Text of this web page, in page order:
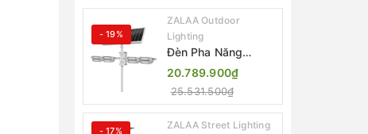
(80W, IP65)
- 19%
ZALAA Outdoor
Lighting
Đèn Pha Năng
Lượng Mặt Trời Sân
Thể Thao ZALAA
Jsc Chống Nước
IP65 Cao Cấp
20.789.900₫
25.531.500₫
- 17% ZALAA Street Lighting